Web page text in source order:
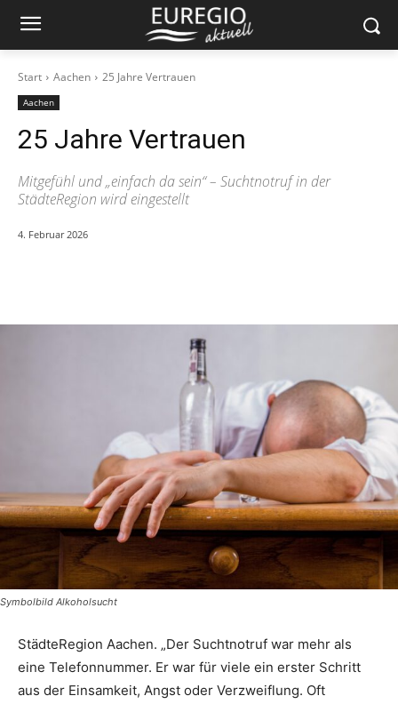
Start Aachen 25 Jahre Vertrauen
Aachen
25 Jahre Vertrauen
Mitgefühl und „einfach da sein“ – Suchtnotruf in der
StädteRegion wird eingestellt
4. Februar 2026
Symbolbild Alkoholsucht
StädteRegion Aachen. „Der Suchtnotruf war mehr als
eine Telefonnummer. Er war für viele ein erster Schritt
aus der Einsamkeit, Angst oder Verzweiflung. Oft